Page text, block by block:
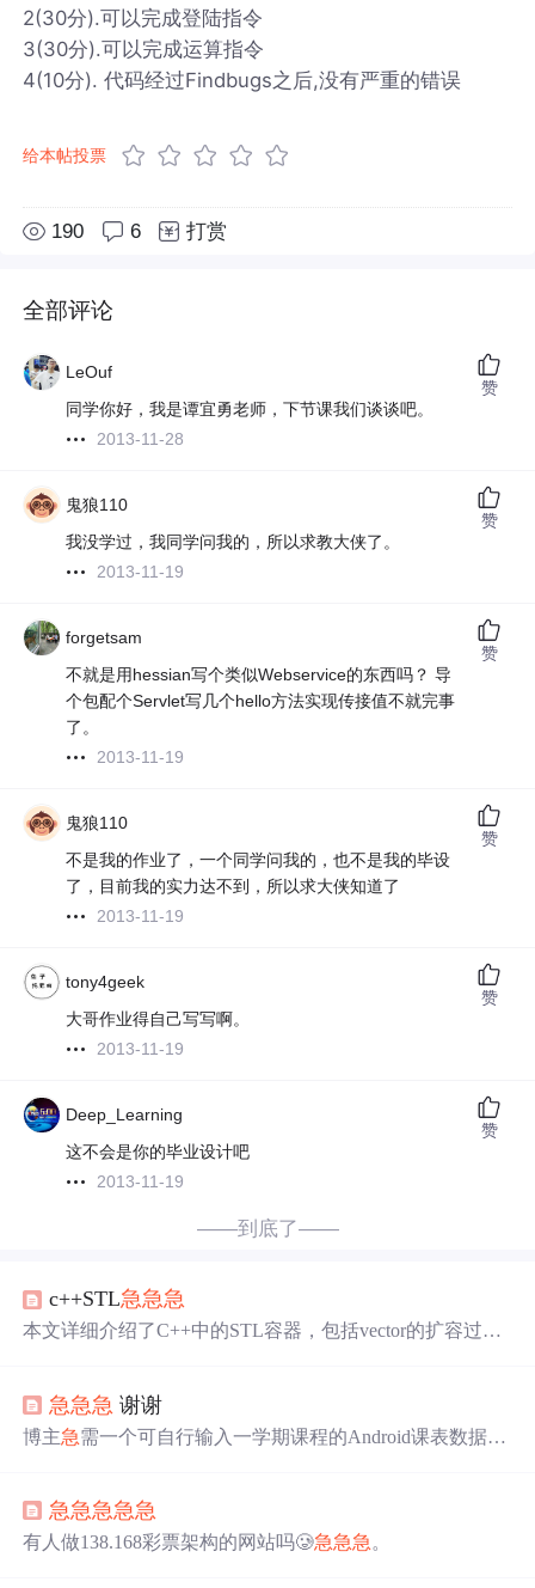
2(30分).可以完成登陆指令
3(30分).可以完成运算指令
4(10分). 代码经过Findbugs之后,没有严重的错误
给本帖投票
190 6 打赏
全部评论
LeOuf
同学你好，我是谭宜勇老师，下节课我们谈谈吧。
2013-11-28
赞
鬼狼110
我没学过，我同学问我的，所以求教大侠了。
2013-11-19
赞
forgetsam
不就是用hessian写个类似Webservice的东西吗？ 导
个包配个Servlet写几个hello方法实现传接值不就完事
了。
2013-11-19
赞
鬼狼110
不是我的作业了，一个同学问我的，也不是我的毕设
了，目前我的实力达不到，所以求大侠知道了
2013-11-19
赞
tony4geek
大哥作业得自己写写啊。
2013-11-19
赞
Deep_Learning
这不会是你的毕业设计吧
2013-11-19
赞
——到底了——
c++STL急急急
本文详细介绍了C++中的STL容器，包括vector的扩容过程
deque,set和map的基本用法和特性，如队列的push/pop,优先
队列的top,栈的push/pop,deque的双端操作，以及set和map的
急急急 谢谢
博主急需一个可自行输入一学期课程的Android课表数据
急急急急急
有人做138.168彩票架构的网站吗🥲急急急 。